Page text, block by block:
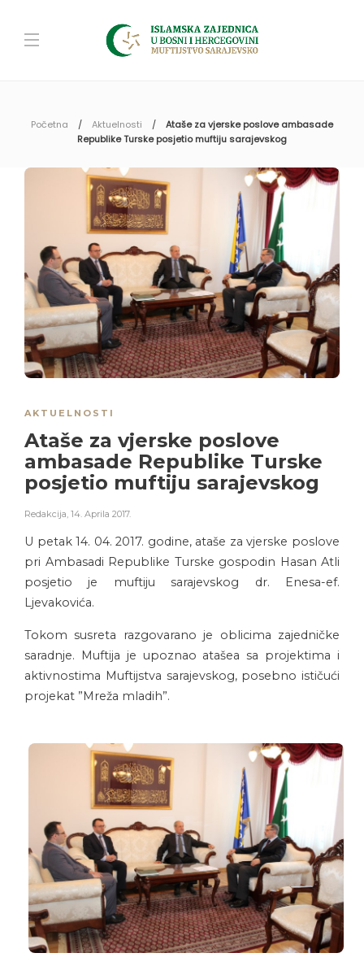
Početna Aktuelnosti
Ataše za vjerske poslove ambasade
Republike Turske posjetio muftiju sarajevskog
AKTUELNOSTI
Ataše za vjerske poslove
ambasade Republike Turske
posjetio muftiju sarajevskog
Redakcija 14. Aprila 2017.
U petak 14. 04. 2017. godine, ataše za vjerske poslove
pri Ambasadi Republike Turske gospodin Hasan Atli
posjetio je muftiju sarajevskog dr. Enesa-ef.
Ljevakovića.
Tokom susreta razgovarano je oblicima zajedničke
saradnje. Muftija je upoznao atašea sa projektima i
aktivnostima Muftijstva sarajevskog, posebno ističući
projekat ”Mreža mladih”.